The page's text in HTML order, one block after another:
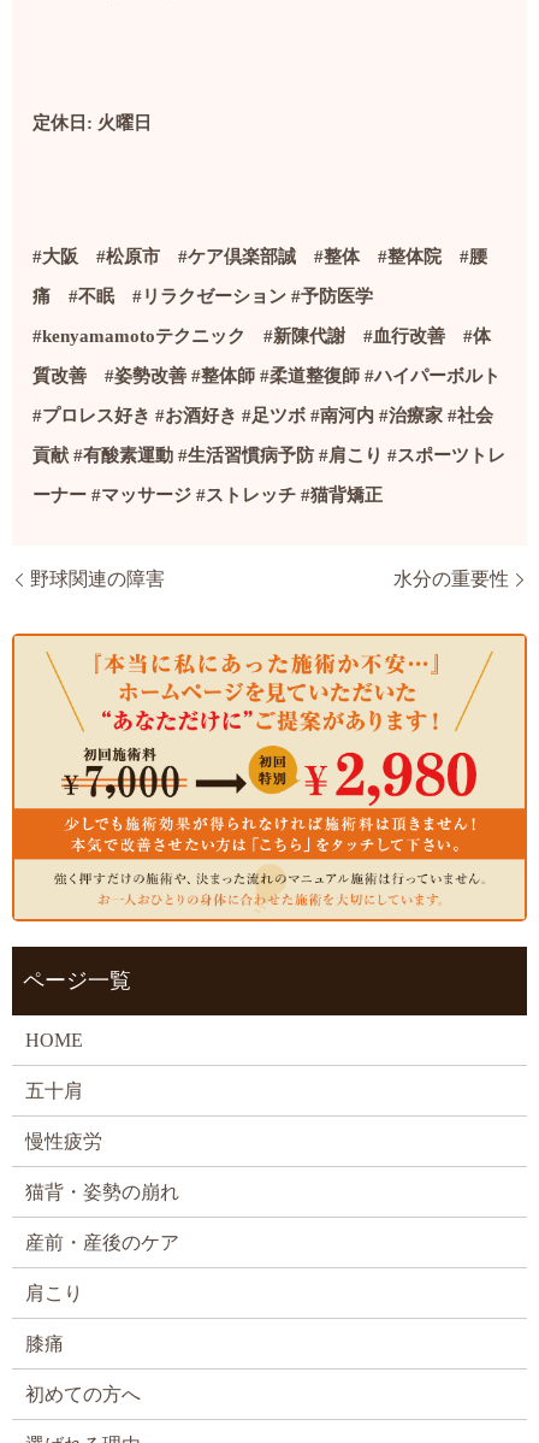
定休日: 火曜日
#大阪#松原市#ケア倶楽部誠#整体#整体院#腰
痛#不眠#リラクゼーション #予防医学
#kenyamamotoテクニック#新陳代謝#血行改善#体
質改善#姿勢改善 #整体師 #柔道整復師 #ハイパーボルト
#プロレス好き #お酒好き #足ツボ #南河内 #治療家 #社会
貢献 #有酸素運動 #生活習慣病予防 #肩こり #スポーツトレ
ーナー #マッサージ #ストレッチ #猫背矯正
野球関連の障害 水分の重要性
ページ一覧
HOME
五十肩
慢性疲労
猫背・姿勢の崩れ
産前・産後のケア
肩こり
膝痛
初めての方へ